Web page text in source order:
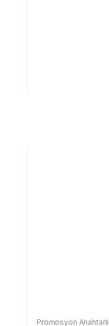
Promosyon